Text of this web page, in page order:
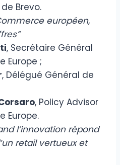
Brevo.
européen,
, Secrétaire Général
Europe ;
, Délégué Général de
, Policy Advisor
Europe.
l’innovation répond
retail vertueux et